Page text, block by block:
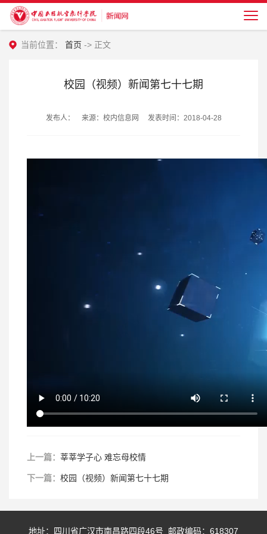
当前位置： 首页 -> 正文
校园（视频）新闻第七十七期
发布人： 来源：校内信息网 发表时间：2018-04-28
上一篇： 莘莘学子心 难忘母校情
下一篇： 校园（视频）新闻第七十七期
地址：四川省广汉市南昌路四段46号 邮政编码：618307